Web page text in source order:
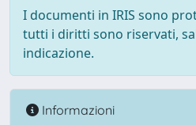
I documenti in IRIS sono
tutti i diritti sono riservati,
indicazione.
Informazioni